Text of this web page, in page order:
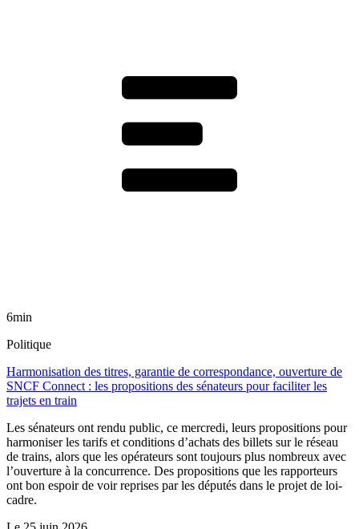
6min
Politique
Harmonisation des titres, garantie de correspondance, ouverture de
SNCF Connect : les propositions des sénateurs pour faciliter les
trajets en train
Les sénateurs ont rendu public, ce mercredi, leurs propositions pour
harmoniser les tarifs et conditions d’achats des billets sur le réseau
de trains, alors que les opérateurs sont toujours plus nombreux avec
l’ouverture à la concurrence. Des propositions que les rapporteurs
ont bon espoir de voir reprises par les députés dans le projet de loi-
cadre.